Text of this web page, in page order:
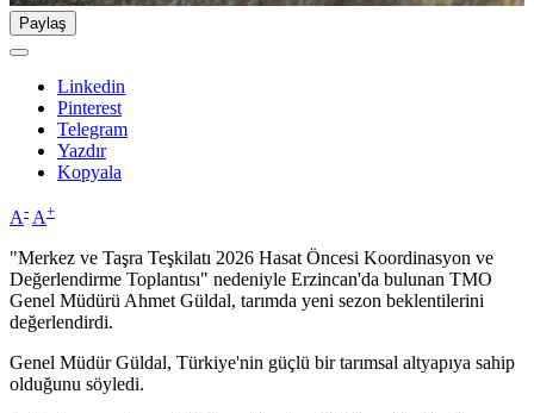
Paylaş
Linkedin
Pinterest
Telegram
Yazdır
Kopyala
A- A+
"Merkez ve Taşra Teşkilatı 2026 Hasat Öncesi Koordinasyon ve
Değerlendirme Toplantısı" nedeniyle Erzincan'da bulunan TMO
Genel Müdürü Ahmet Güldal, tarımda yeni sezon beklentilerini
değerlendirdi.
Genel Müdür Güldal, Türkiye'nin güçlü bir tarımsal altyapıya sahip
olduğunu söyledi.